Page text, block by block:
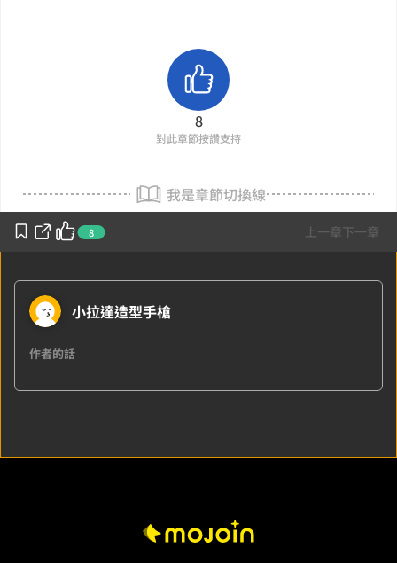
8 上一章下一章
8
對此章節按讚支持
我是章節切換線
小拉達造型手槍
作者的話